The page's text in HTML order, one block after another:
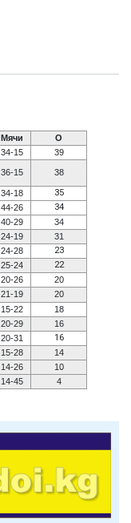
Мячи
О
34-15 39
36-15 38
34-18 35
44-26 34
40-29
34
24-19
31
24-28 23
25-24 22
20-26
20
21-19
20
15-22
18
20-29
16
20-31 16
15-28
14
14-26
10
14-45 4